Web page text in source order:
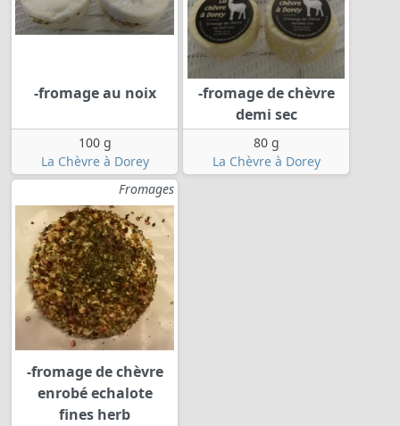
-fromage au noix
100 g
La Chèvre à Dorey
-fromage de chèvre
demi sec
80 g
La Chèvre à Dorey
Fromages
-fromage de chèvre
enrobé echalote
fines herb